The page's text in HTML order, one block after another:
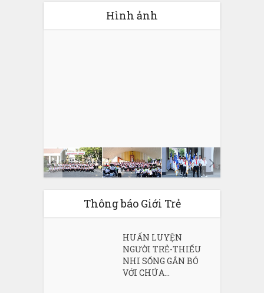
Hình ảnh
Thông báo Giới Trẻ
HUẤN LUYỆN
NGƯỜI TRẺ-THIẾU
NHI SỐNG GẮN BÓ
VỚI CHÚA...